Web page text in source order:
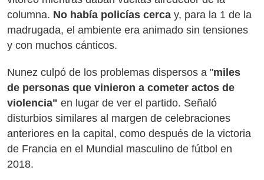
columna. No había policías cerca y, para la 1 de la
madrugada, el ambiente era animado sin tensiones
y con muchos cánticos.
Nunez culpó de los problemas dispersos a "miles
de personas que vinieron a cometer actos de
violencia" en lugar de ver el partido. Señaló
disturbios similares al margen de celebraciones
anteriores en la capital, como después de la victoria
de Francia en el Mundial masculino de fútbol en
2018.